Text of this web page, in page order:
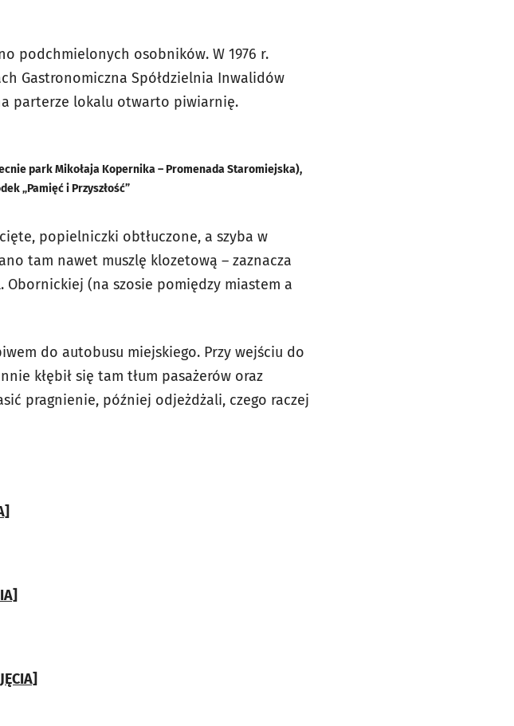
podchmielonych osobników. W 1976 r.
Gastronomiczna Spółdzielnia Inwalidów
parterze lokalu otwarto piwiarnię.
park Mikołaja Kopernika – Promenada Staromiejska),
„Pamięć i Przyszłość”
popielniczki obtłuczone, a szyba w
tam nawet muszlę klozetową – zaznacza
Obornickiej (na szosie pomiędzy miastem a
do autobusu miejskiego. Przy wejściu do
kłębił się tam tłum pasażerów oraz
pragnienie, później odjeżdżali, czego raczej